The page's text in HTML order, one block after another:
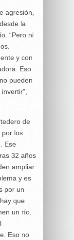
agresión,
la
“Pero ni
y con
Eso
pueden
de
por los
Ese
32 años
ampliar
y es
por un
que
un río.
Eso no